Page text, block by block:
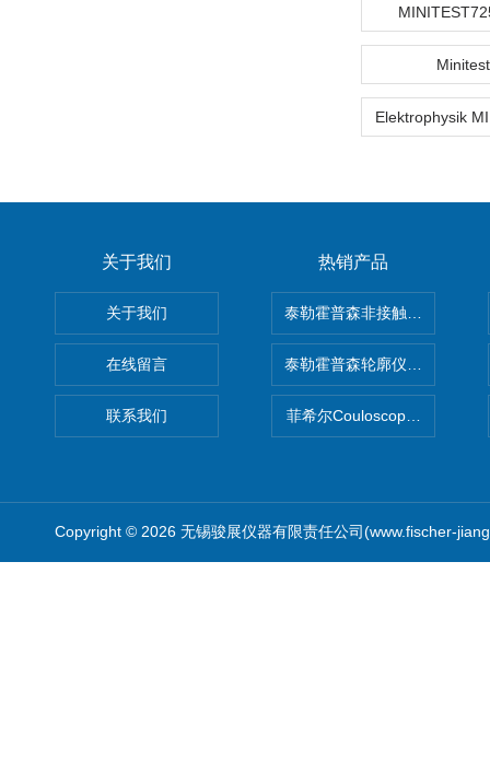
关于我们
关于我们
在线留言
联系我们
热销产品
泰勒霍普森非接触式轮廓仪
泰勒霍普森轮廓仪|TAYLOR
菲希尔Couloscope CMS2电
Copyright © 2026 无锡骏展仪器有限责任公司(www.fischer-